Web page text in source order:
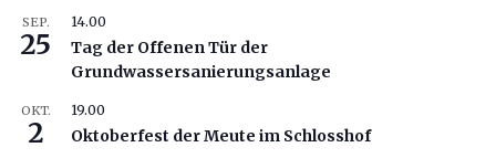
SEP.
25
14.00
Tag der Offenen Tür der
Grundwassersanierungsanlage
OKT.
2
19.00
Oktoberfest der Meute im Schlosshof